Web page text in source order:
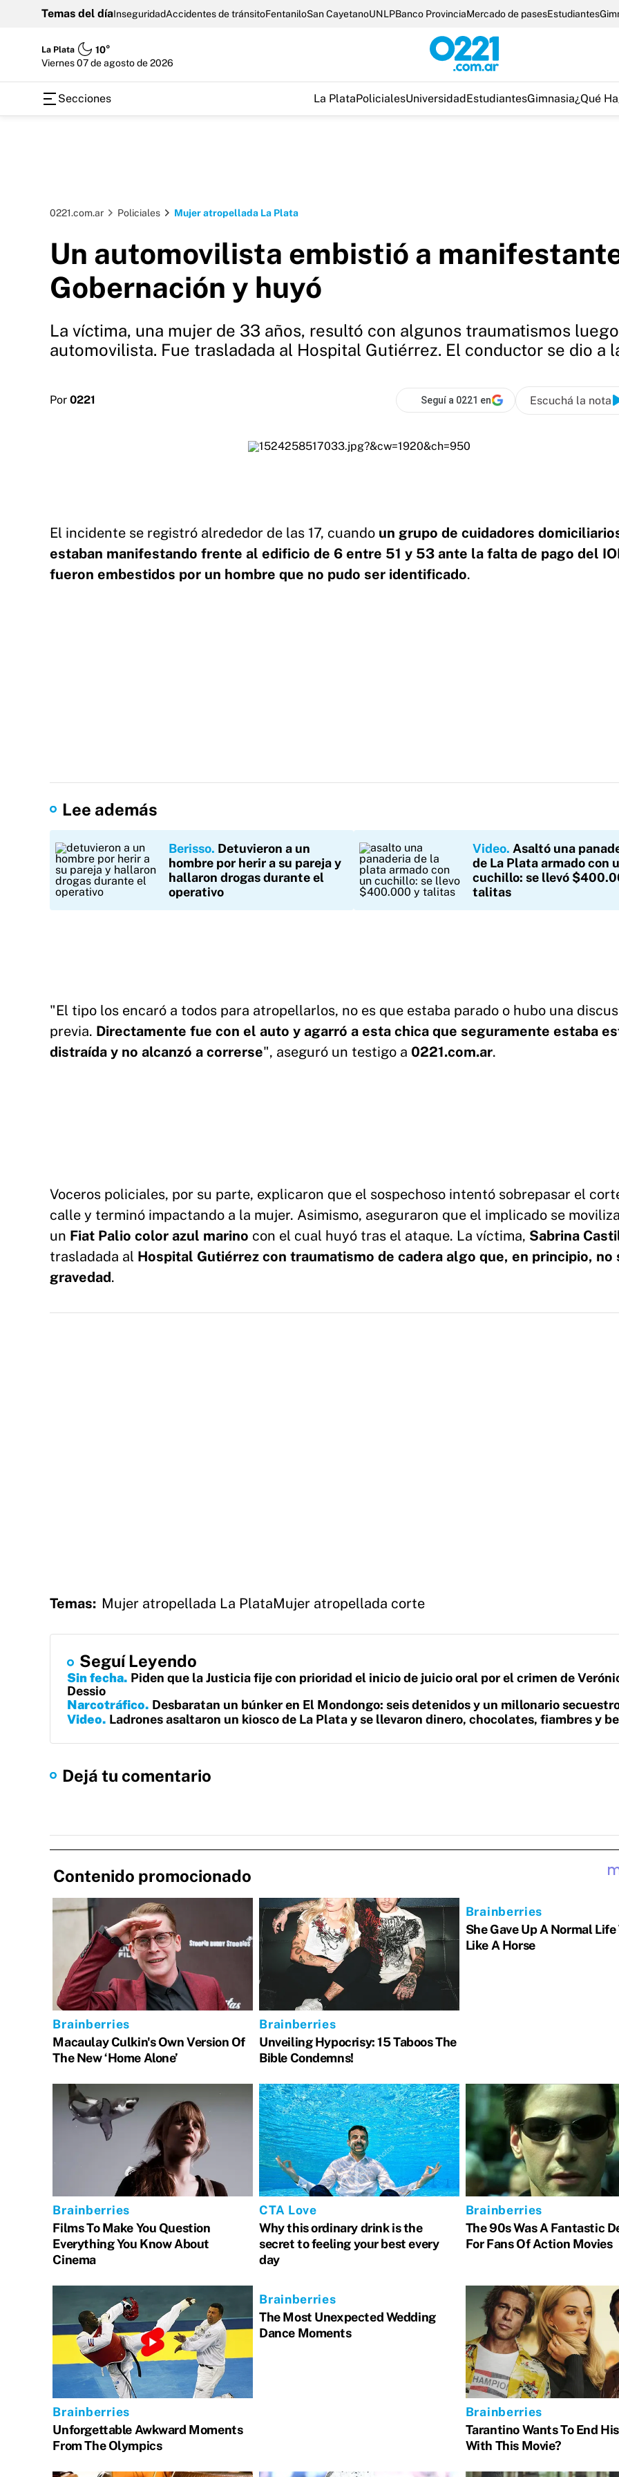
Temas del díaInseguridadAccidentes de tránsitoFentaniloSan CayetanoUNLPBanco ProvinciaMercado de pasesEstudiantes
La Plata
10°
viernes 07 de agosto de 2026
Secciones La PlataPolicialesUniversidadEstudiantesGimnasia¿Qué
0221.com.ar Policiales Mujer atropellada La Plata
Un automovilista embistió a
Gobernación y huyó
La víctima, una mujer de 33 años, resultó con algunos traumatismos
automovilista. Fue trasladada al Hospital Gutiérrez. El conductor se dio a
Por 0221 Seguí a 0221 en Escuchá la nota
El incidente se registró alrededor de las 17, cuando un grupo de cuidadores
estaban manifestando frente al edificio de 6 entre 51 y 53 ante la falta de pago del
fueron embestidos por un hombre que no pudo ser identificado.
Lee además
Berisso Detuvieron a un
hombre por herir a su pareja y
hallaron drogas durante el
operativo
Video Asaltó una
de La Plata armado con
cuchillo: se llevó
talitas
"El tipo los encaró a todos para atropellarlos, no es que estaba parado o hubo una
previa. Directamente fue con el auto y agarró a esta chica que seguramente estaba
distraída y no alcanzó a correrse", aseguró un testigo a 0221.com.ar.
Voceros policiales, por su parte, explicaron que el sospechoso intentó sobrepasar el
calle y terminó impactando a la mujer. Asimismo, aseguraron que el implicado se
un Fiat Palio color azul marino con el cual huyó tras el ataque. La víctima, Sabrina
trasladada al Hospital Gutiérrez con traumatismo de cadera algo que, en principio, no
gravedad.
Temas: Mujer atropellada La PlataMujer atropellada corte
Seguí Leyendo
Sin fecha Piden que la Justicia fije con prioridad el inicio de juicio oral por el crimen de
Dessio
Narcotráfico Desbaratan un búnker en El Mondongo: seis detenidos y un millonario
Video Ladrones asaltaron un kiosco de La Plata y se llevaron dinero, chocolates, fiambres y
Dejá tu comentario